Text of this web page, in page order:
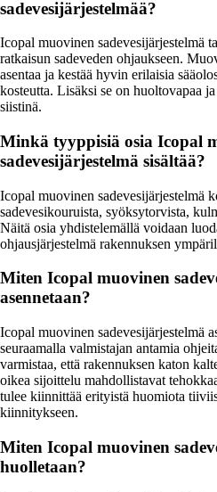
sadevesijärjestelmää?
Icopal muovinen sadevesijärjestelmä
ratkaisun sadeveden ohjaukseen.
asentaa ja kestää hyvin erilaisia
kosteutta. Lisäksi se on huoltovapaa
siistinä.
Minkä tyyppisiä osia Icopal
sadevesijärjestelmä sisältää?
Icopal muovinen sadevesijärjestelmä
sadevesikouruista, syöksytorvista,
Näitä osia yhdistelemällä voidaan
ohjausjärjestelmä rakennuksen
Miten Icopal muovinen
asennetaan?
Icopal muovinen sadevesijärjestelmä
seuraamalla valmistajan antamia
varmistaa, että rakennuksen katon
oikea sijoittelu mahdollistavat
tulee kiinnittää erityistä huomiota
kiinnitykseen.
Miten Icopal muovinen
huolletaan?